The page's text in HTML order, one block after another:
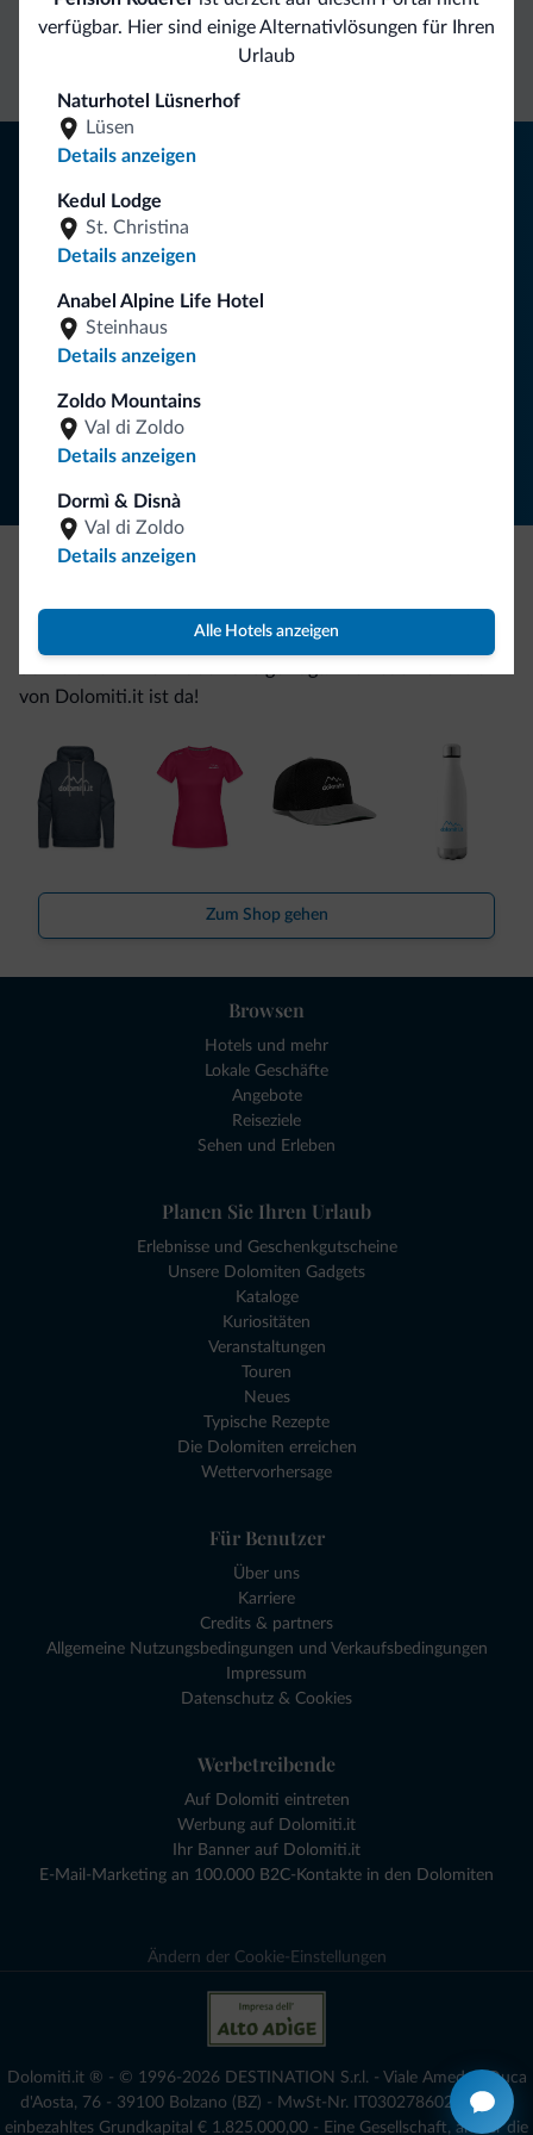
verfügbar. Hier sind einige Alternativlösungen für Ihren
Urlaub
Naturhotel Lüsnerhof
Lüsen
Details anzeigen
Kedul Lodge
St. Christina
Details anzeigen
Anabel Alpine Life Hotel
Steinhaus
Details anzeigen
Zoldo Mountains
Val di Zoldo
Details anzeigen
Dormì & Disnà
Val di Zoldo
Details anzeigen
Alle Hotels anzeigen
Kontakt
Preise
Unverbindliche
Folgen Sie Dolomiti.it auf
Tipps aus den Dolomiten
Sie erhalten Informationen, exklusive Angebote und
Neuigkeiten für Ihren Urlaub in den Dolomiten.
NEWSLETTER ABONNIEREN
von Dolomiti.it ist da!
Zum Shop gehen
Browsen
Hotels und mehr
Lokale Geschäfte
Angebote
Reiseziele
Sehen und Erleben
Planen Sie Ihren Urlaub
Erlebnisse und Geschenkgutscheine
Unsere Dolomiten Gadgets
Kataloge
Kuriositäten
Veranstaltungen
Touren
Neues
Typische Rezepte
Die Dolomiten erreichen
Wettervorhersage
Für Benutzer
Über uns
Karriere
Credits & partners
Allgemeine Nutzungsbedingungen und Verkaufsbedingungen
Impressum
Datenschutz & Cookies
Werbetreibende
Auf Dolomiti eintreten
Werbung auf Dolomiti.it
Ihr Banner auf Dolomiti.it
E-Mail-Marketing an 100.000 B2C-Kontakte in den Dolomiten
Ändern der Cookie-Einstellungen
Dolomiti.it ® - © 1996-2026 DESTINATION S.r.l. - Viale Amedeo Duca
d'Aosta, 76 - 39100 Bolzano (BZ) - MwSt-Nr. IT03027860216 - voll
einbezahltes Grundkapital € 1.825.000,00 - Eine Gesellschaft, an der die